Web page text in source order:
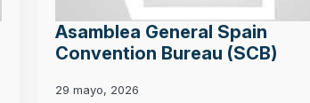
Asamblea General Spain
Convention Bureau (SCB)
29 mayo, 2026